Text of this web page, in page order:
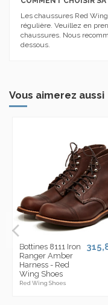
Les chaussures Red
régulière. Veuillez en
chaussures. Nous
dessous.
Vous aimerez aussi
Bottines 8111 Iron
Ranger Amber
Harness - Red
Wing Shoes
Red Wing Shoes